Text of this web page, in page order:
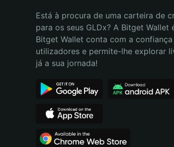
Bahasa Indonesia
Español (Argentina)
Está à procura de uma carteira de
para os seus GLDx? A Bitget Wallet
Bitget Wallet conta com a
utilizadores e permite-lhe explorar
já a sua jornada!